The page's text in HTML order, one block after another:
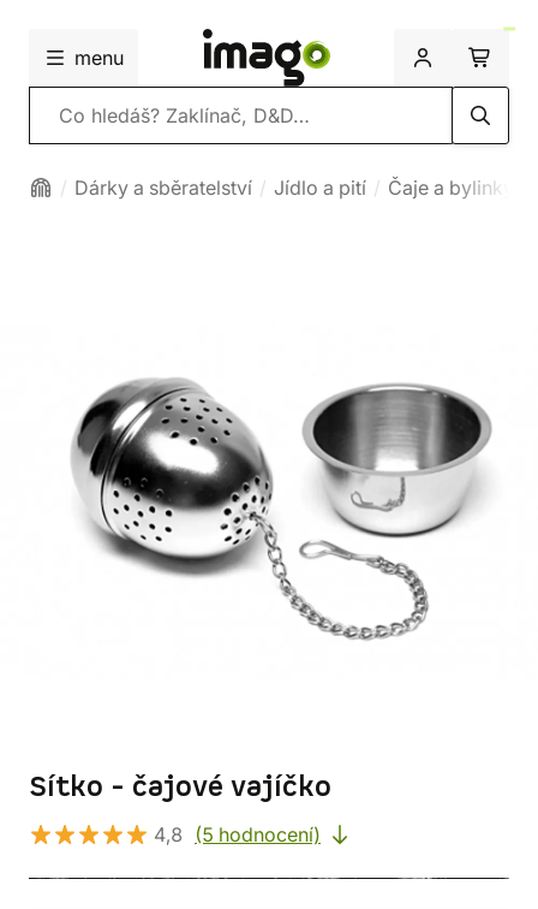
menu
Vyhledávání
Dárky a sběratelství Jídlo a pití Čaje a bylinky
Sítko - čajové vajíčko
4,8 (5 hodnocení)